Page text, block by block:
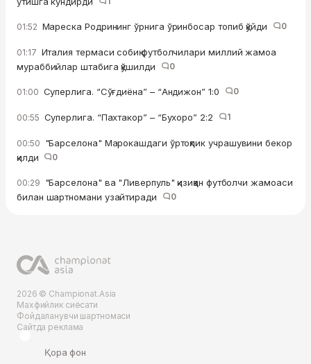
01:52 Мареска Родрининг ўрнига ўринбосар топиб қўйди 0
01:17 Италия термаси собиқ футболчилари миллий жамоа
мураббийлар штабига қўшилди
0
01:00 Суперлига. “Сўғдиёна” – “Андижон” 1:0 0
00:55 Суперлига. “Пахтакор” – “Бухоро” 2:2 1
00:50 "Барселона" Марокашдаги ўртоқлик учрашувини бекор
қилди
0
00:29 "Барселона" ва "Ливерпуль" қизиққан футболчи жамоаси
билан шартномани узайтиради
0
2026 © Championat.Asia
Махфийлик сиёсати
Фойдаланувчи шартномаси
Сайтда реклама
Қора фон